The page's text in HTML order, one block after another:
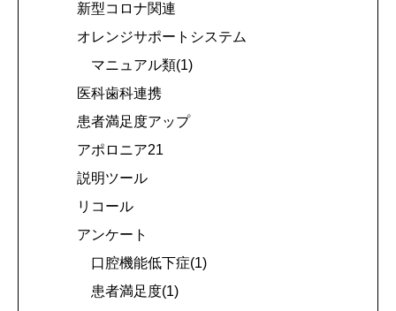
新型コロナ関連
オレンジサポートシステム
マニュアル類(1)
医科歯科連携
患者満足度アップ
アポロニア21
説明ツール
リコール
アンケート
口腔機能低下症(1)
患者満足度(1)